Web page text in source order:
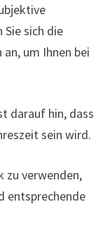
sich die
um Ihnen bei
darauf hin, dass
sein wird.
zu verwenden,
entsprechende